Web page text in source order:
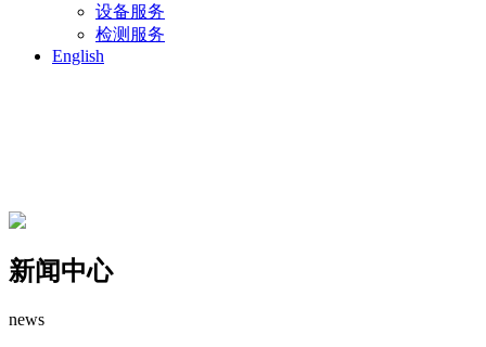
设备服务
检测服务
English
新闻中心
news